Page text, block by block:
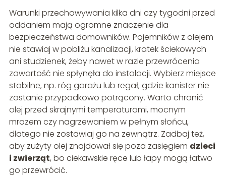
Warunki przechowywania kilka dni czy tygodni przed
oddaniem mają ogromne znaczenie dla
bezpieczeństwa domowników. Pojemników z olejem
nie stawiaj w pobliżu kanalizacji, kratek ściekowych
ani studzienek, żeby nawet w razie przewrócenia
zawartość nie spłynęła do instalacji. Wybierz miejsce
stabilne, np. róg garażu lub regał, gdzie kanister nie
zostanie przypadkowo potrącony. Warto chronić
olej przed skrajnymi temperaturami, mocnym
mrozem czy nagrzewaniem w pełnym słońcu,
dlatego nie zostawiaj go na zewnątrz. Zadbaj też,
aby zużyty olej znajdował się poza zasięgiem dzieci
i zwierząt, bo ciekawskie ręce lub łapy mogą łatwo
go przewrócić.